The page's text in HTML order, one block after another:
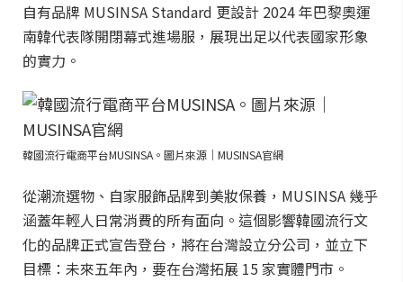
自有品牌 MUSINSA Standard 更設計 2024 年巴黎奧運
南韓代表隊開閉幕式進場服，展現出足以代表國家形象
的實力。
韓國流行電商平台MUSINSA。圖片來源｜MUSINSA官網
從潮流選物、自家服飾品牌到美妝保養，MUSINSA 幾乎
涵蓋年輕人日常消費的所有面向。這個影響韓國流行文
化的品牌正式宣告登台，將在台灣設立分公司，並立下
目標：未來五年內，要在台灣拓展 15 家實體門市。